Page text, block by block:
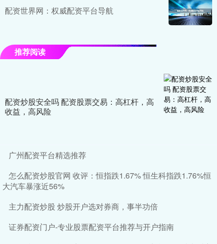
配资世界网：权威配资平台导航
推荐阅读
配资炒股安全吗 配资股票交易：高杠杆，高
收益，高风险
广州配资平台精选推荐
怎么配资炒股官网 收评：恒指跌1.67% 恒生科指跌1.76%恒
大汽车暴涨近56%
主力配资炒股 炒股开户选对券商，事半功倍
证券配资门户-专业股票配资平台推荐与开户指南